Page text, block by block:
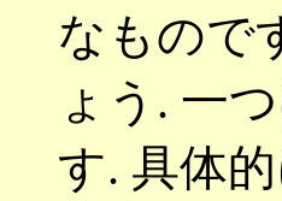
なもので
ょう . 一
す. 具体